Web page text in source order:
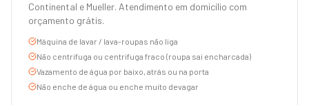
Continental e Mueller. Atendimento em domicílio com
orçamento grátis.
Máquina de lavar / lava-roupas não liga
Não centrifuga ou centrifuga fraco (roupa sai encharcada)
Vazamento de água por baixo, atrás ou na porta
Não enche de água ou enche muito devagar